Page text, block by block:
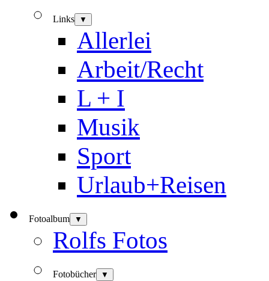
Links ▼
Allerlei
Arbeit/Recht
L + I
Musik
Sport
Urlaub+Reisen
Fotoalbum ▼
Rolfs Fotos
Fotobücher ▼